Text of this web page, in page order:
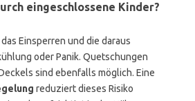
eingeschlossene Kinder?
Einsperren und die daraus
oder Panik. Quetschungen
sind ebenfalls möglich. Eine
reduziert dieses Risiko